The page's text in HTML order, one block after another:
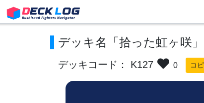
デッキ名「拾った虹ヶ咲
デッキコード： K127 0 コ